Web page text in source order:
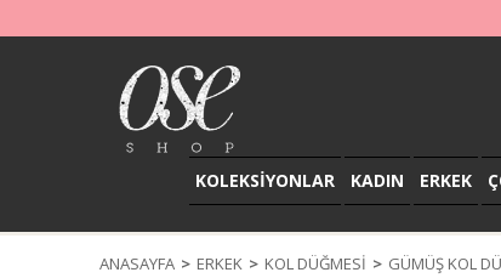
KOLEKSİYONLAR KADIN ERKEK
ANASAYFA ERKEK KOL DÜĞMESİ GÜMÜŞ KOL